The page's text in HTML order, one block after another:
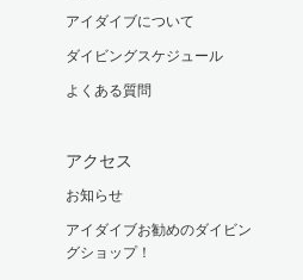
アイダイブについて
ダイビングスケジュール
よくある質問
アクセス
お知らせ
アイダイブお勧めのダイビン
グショップ！